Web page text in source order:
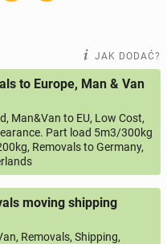
JAK DODAĆ?
to Europe, Man & Van
Man&Van to EU, Low Cost,
Part load 5m3/300kg
Removals to Germany,
moving shipping
Removals, Shipping,